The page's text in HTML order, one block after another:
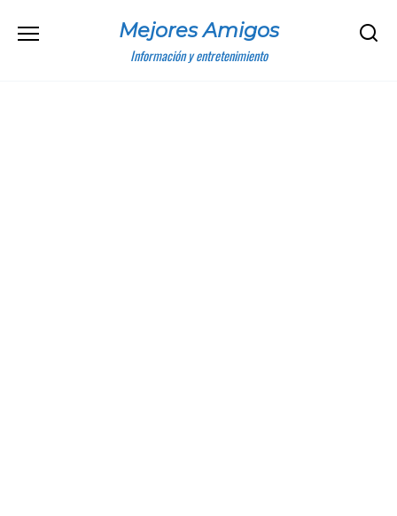
Mejores Amigos
Información y entretenimiento